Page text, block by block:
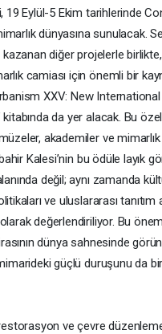
19 Eylül-5 Ekim tarihlerinde
dünyasına sunulacak.
diğer projelerle birlikte,
camiası için önemli bir
XXV: New International
da yer alacak. Bu özel
akademiler ve
Kalesi’nin bu ödüle layık
değil; aynı zamanda
ve uluslararası tanıtım
değerlendiriliyor. Bu
dünya sahnesinde
güçlü duruşunu da
ve çevre